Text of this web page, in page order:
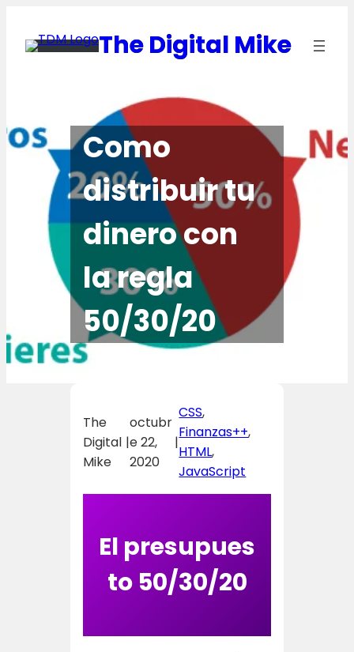
contenido
The Digital Mike
Como
distribuir tu
dinero con
la regla
50/30/20
The
Digital
Mike
|
octubr
e 22,
2020
|
CSS
Finanzas++
HTML
JavaScript
El presupues
to 50/30/20